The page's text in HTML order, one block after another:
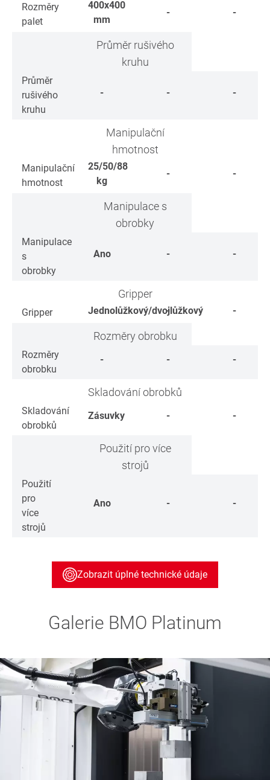
Rozměry
palet
400x400
mm
- -
Průměr rušivého
kruhu
Průměr
rušivého
kruhu
- - -
Manipulační
hmotnost
Manipulační
hmotnost
25/50/88
kg
- -
Manipulace s
obrobky
Manipulace
s
obrobky
Ano - -
Gripper
Gripper Jednolůžkový/dvojlůžkový
- -
Rozměry obrobku
Rozměry
obrobku
- - -
Skladování obrobků
Skladování
obrobků
Zásuvky - -
Použití pro více
strojů
Použití
pro
více
strojů
Ano - -
Zobrazit úplné technické údaje
Galerie BMO Platinum